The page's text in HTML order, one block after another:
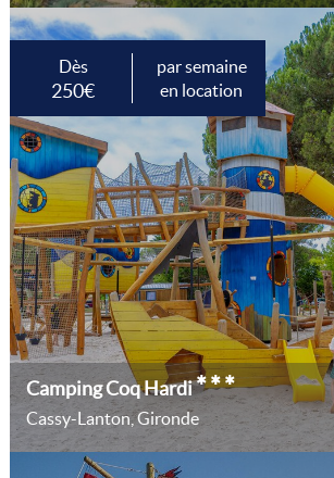
Dès
250€
par semaine
en location
Camping Coq Hardi***
Cassy-Lanton, Gironde